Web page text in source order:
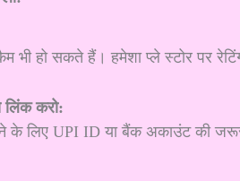
भी हो सकते हैं। हमेशा प्ले स्टोर पर
करो:
के लिए UPI ID या बैंक अकाउंट की